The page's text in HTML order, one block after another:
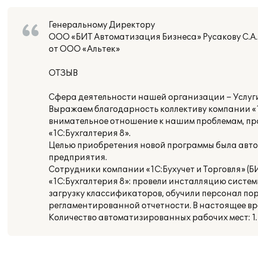
Генеральному Директору
ООО «БИТ Автоматизация Бизнеса» Русакову С.А.
от ООО «Альтек»
ОТЗЫВ
Сфера деятельности нашей организации –
Выражаем благодарность коллективу компании
внимательное отношение к нашим проблемам,
«1С:Бухгалтерия 8».
Целью приобретения новой программы была
предприятия.
Сотрудники компании «1С:Бухучет и Торговля»
«1С:Бухгалтерия 8»: провели инсталляцию
загрузку классификаторов, обучили персонал
регламентированной отчетности. В настоящее
Количество автоматизированных рабочих мест: 1.